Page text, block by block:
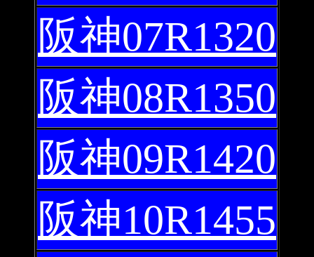
阪神07R1320
阪神08R1350
阪神09R1420
阪神10R1455